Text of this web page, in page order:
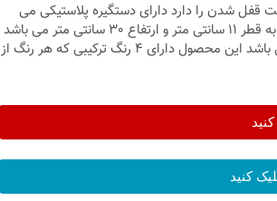
قفل شدن را دارد دارای دستگیره پلاستیکی می
باشد مناسب برای ذخیره کردن مایعات بوده و با حجم 2 لیتر دارای مقطع دایره ، بدنه به قطر 11 سانتی متر و ارتفاع 30 سانتی متر می باشد
بسیار مناسب برای ورزشکاران جهت استفاده به منظور نوشیدنی های ورزشی و آب می باشد این محصول دارای 4 رنگ ترکیبی که هر رنگ از
کنید